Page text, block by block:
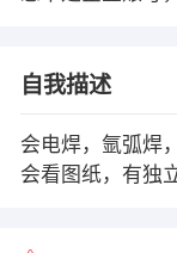
自我描述
会电焊，氩弧焊
会看图纸，有独